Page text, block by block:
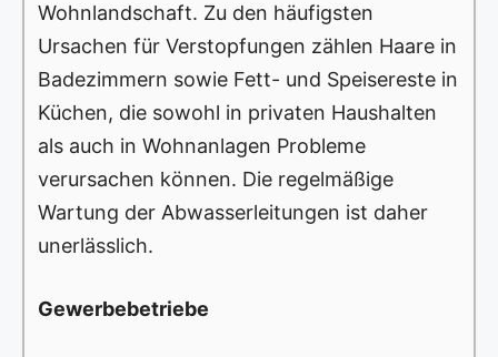
Wohnlandschaft. Zu den häufigsten
Ursachen für Verstopfungen zählen Haare in
Badezimmern sowie Fett- und Speisereste in
Küchen, die sowohl in privaten Haushalten
als auch in Wohnanlagen Probleme
verursachen können. Die regelmäßige
Wartung der Abwasserleitungen ist daher
unerlässlich.
Gewerbebetriebe